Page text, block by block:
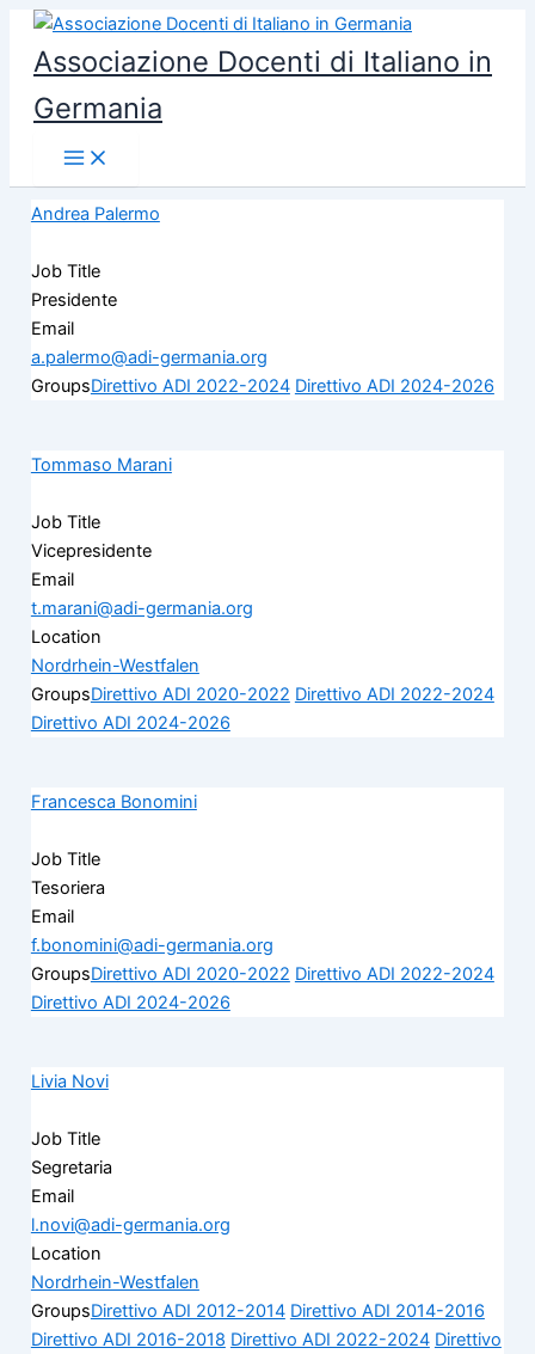
contenuto
Associazione Docenti di Italiano in
Germania
Andrea Palermo
Job Title
Presidente
Email
a.palermo@adi-germania.org
GroupsDirettivo ADI 2022-2024 Direttivo ADI 2024-2026
Tommaso Marani
Job Title
Vicepresidente
Email
t.marani@adi-germania.org
Location
Nordrhein-Westfalen
GroupsDirettivo ADI 2020-2022 Direttivo ADI 2022-2024
Direttivo ADI 2024-2026
Francesca Bonomini
Job Title
Tesoriera
Email
f.bonomini@adi-germania.org
GroupsDirettivo ADI 2020-2022 Direttivo ADI 2022-2024
Direttivo ADI 2024-2026
Livia Novi
Job Title
Segretaria
Email
l.novi@adi-germania.org
Location
Nordrhein-Westfalen
GroupsDirettivo ADI 2012-2014 Direttivo ADI 2014-2016
Direttivo ADI 2016-2018 Direttivo ADI 2022-2024 Direttivo